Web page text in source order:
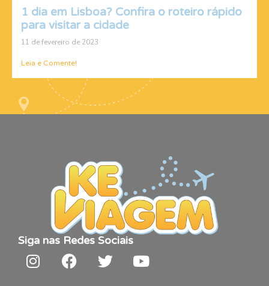
1 dia em Lisboa? Confira o roteiro rápido
para visitar a cidade
11 de fevereiro de 2023
Leia e Comente!
Siga nas Redes Sociais